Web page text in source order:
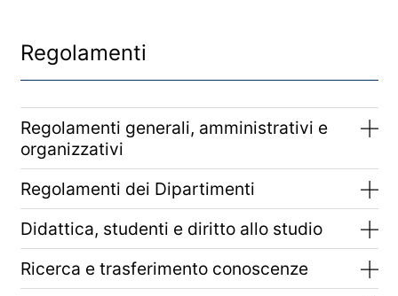
Regolamenti
Regolamenti generali, amministrativi e
organizzativi
Regolamenti dei Dipartimenti
Didattica, studenti e diritto allo studio
Ricerca e trasferimento conoscenze